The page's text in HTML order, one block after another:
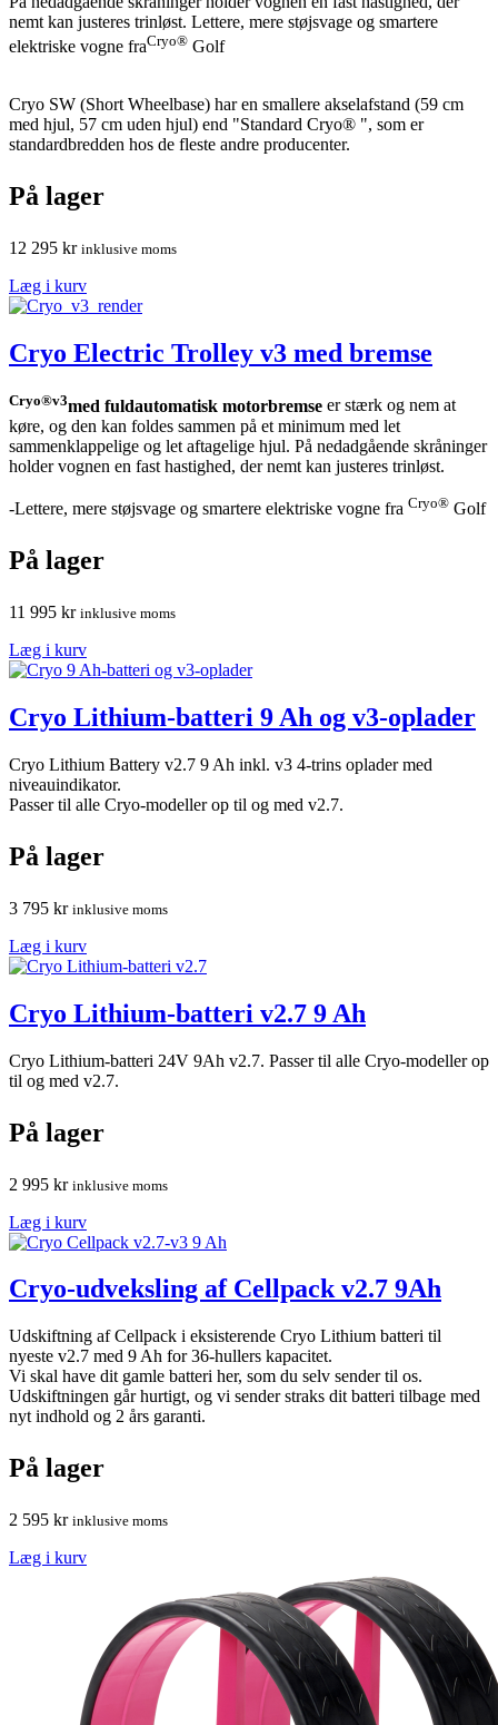
nemt kan justeres trinløst. Lettere, mere støjsvage og smartere
elektriske vogne fraCryo® Golf
Cryo SW (Short Wheelbase) har en smallere akselafstand (59 cm
med hjul, 57 cm uden hjul) end "Standard Cryo® ", som er
standardbredden hos de fleste andre producenter.
På lager
12 295 kr inklusive moms
Læg i kurv
Cryo Electric Trolley v3 med bremse
Cryo®v3med fuldautomatisk motorbremse er stærk og nem at
køre, og den kan foldes sammen på et minimum med let
sammenklappelige og let aftagelige hjul. På nedadgående skråninger
holder vognen en fast hastighed, der nemt kan justeres trinløst.
-Lettere, mere støjsvage og smartere elektriske vogne fra Cryo® Golf
På lager
11 995 kr inklusive moms
Læg i kurv
Cryo Lithium-batteri 9 Ah og v3-oplader
Cryo Lithium Battery v2.7 9 Ah inkl. v3 4-trins oplader med
niveauindikator.
Passer til alle Cryo-modeller op til og med v2.7.
På lager
3 795 kr inklusive moms
Læg i kurv
Cryo Lithium-batteri v2.7 9 Ah
Cryo Lithium-batteri 24V 9Ah v2.7. Passer til alle Cryo-modeller op
til og med v2.7.
På lager
2 995 kr inklusive moms
Læg i kurv
Cryo-udveksling af Cellpack v2.7 9Ah
Udskiftning af Cellpack i eksisterende Cryo Lithium batteri til
nyeste v2.7 med 9 Ah for 36-hullers kapacitet.
Vi skal have dit gamle batteri her, som du selv sender til os.
Udskiftningen går hurtigt, og vi sender straks dit batteri tilbage med
nyt indhold og 2 års garanti.
På lager
2 595 kr inklusive moms
Læg i kurv